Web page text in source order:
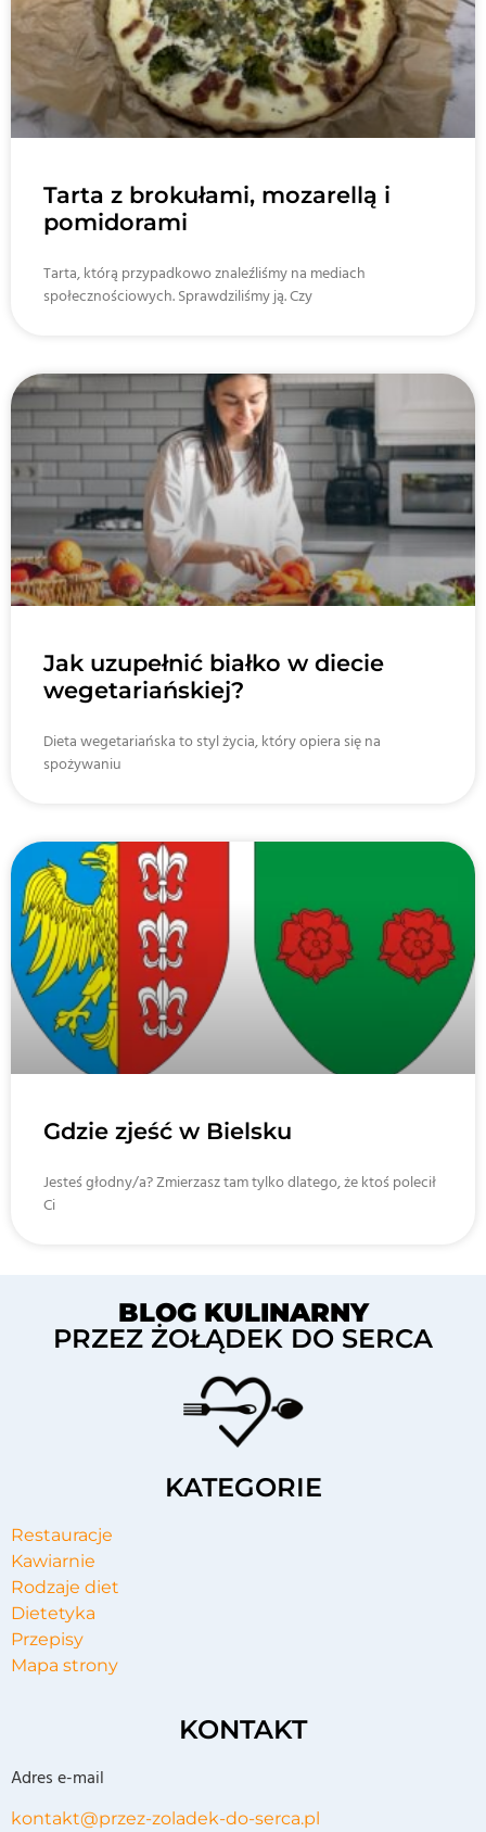
Tarta z brokułami, mozarellą i
pomidorami
Tarta, którą przypadkowo znaleźliśmy na mediach
społecznościowych. Sprawdziliśmy ją. Czy
Jak uzupełnić białko w diecie
wegetariańskiej?
Dieta wegetariańska to styl życia, który opiera się na
spożywaniu
Gdzie zjeść w Bielsku
Jesteś głodny/a? Zmierzasz tam tylko dlatego, że ktoś polecił
Ci
BLOG KULINARNY
PRZEZ ŻOŁĄDEK DO SERCA
KATEGORIE
Restauracje
Kawiarnie
Rodzaje diet
Dietetyka
Przepisy
Mapa strony
KONTAKT
Adres e-mail
kontakt@przez-zoladek-do-serca.pl